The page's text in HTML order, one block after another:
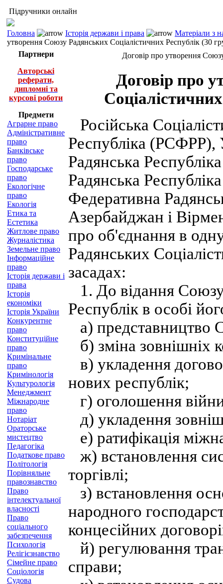
Підручники онлайн
Головна Історія держави і права
Матеріали з
утворення Союзу Радянських Соціалістичних Республік (30
Партнери
Авторські
реферати,
дипломні та
курсові роботи
Предмети
Аграрне право
Адміністративне
право
Банківське
право
Господарське
право
Екологічне
право
Екологія
Етика та
Естетика
Житлове право
Журналістика
Земельне право
Інформаційне
право
Історія держави і
права
Історія
економіки
Історія України
Конкурентне
право
Конституційне
право
Кримінальне
право
Кримінологія
Культурологія
Менеджмент
Міжнародне
право
Нотаріат
Ораторське
мистецтво
Педагогіка
Податкове право
Політологія
Порівняльне
правознавство
Право
інтелектуальної
власності
Право
соціального
забезпечення
Психологія
Релігієзнавство
Сімейне право
Соціологія
Судова
Договір про утворення
Договір про
Російська
Республіка (РСФРР),
Радянська
Радянська
Федеративна
Азербайджан і
про об'єднання в
Радянських
засадах:
1. До відання
Республік в особі
а) представництво
б) зміна зовнішніх
в) укладення
нових республік;
г) оголошення
д) укладення
е) ратифікація
ж) встановлення
торгівлі;
з) встановлення
народного
концесійних
й) регулювання
справи;